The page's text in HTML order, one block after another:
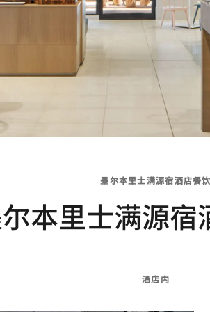
墨尔本里士满源宿酒店餐饮
本里士满源宿
酒店内